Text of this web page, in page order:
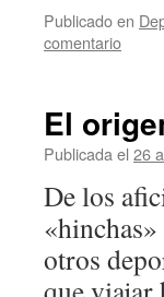
Publicado en
comentario
El
Publicada el 26
De los
otros